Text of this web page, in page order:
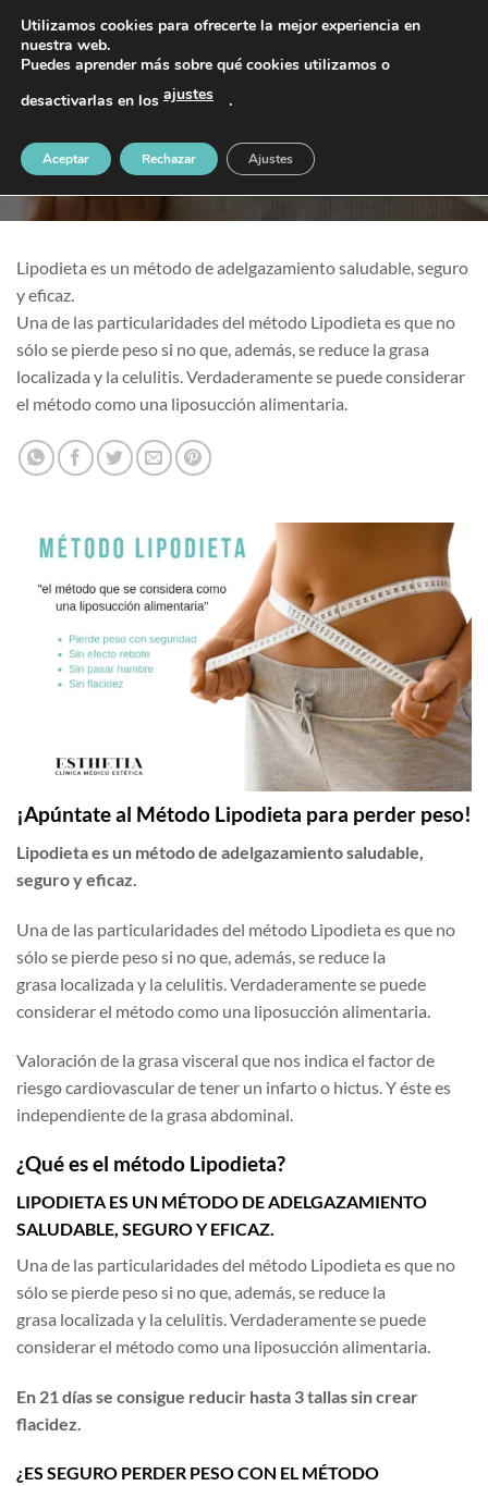
contenido
PIDE TU CITA AL TELÉFONO 637 42 97 25
MÉTODO LIPODIETA
Lipodieta es un método de adelgazamiento saludable, seguro
y eficaz.
Una de las particularidades del método Lipodieta es que no
sólo se pierde peso si no que, además, se reduce la grasa
localizada y la celulitis. Verdaderamente se puede considerar
el método como una liposucción alimentaria.
¡Apúntate al Método Lipodieta para perder peso!
Lipodieta es un método de adelgazamiento saludable,
seguro y eficaz.
Una de las particularidades del método Lipodieta es que no
sólo se pierde peso si no que, además, se reduce la
grasa localizada y la celulitis. Verdaderamente se puede
considerar el método como una liposucción alimentaria.
Valoración de la grasa visceral que nos indica el factor de
riesgo cardiovascular de tener un infarto o hictus. Y éste es
independiente de la grasa abdominal.
¿Qué es el método Lipodieta?
LIPODIETA ES UN MÉTODO DE ADELGAZAMIENTO
SALUDABLE, SEGURO Y EFICAZ.
Una de las particularidades del método Lipodieta es que no
sólo se pierde peso si no que, además, se reduce la
grasa localizada y la celulitis. Verdaderamente se puede
considerar el método como una liposucción alimentaria.
En 21 días se consigue reducir hasta 3 tallas sin crear
flacidez.
¿ES SEGURO PERDER PESO CON EL MÉTODO
Utilizamos cookies para ofrecerte la mejor experiencia en
nuestra web.
Puedes aprender más sobre qué cookies utilizamos o
desactivarlas en los ajustes .
Aceptar Rechazar Ajustes